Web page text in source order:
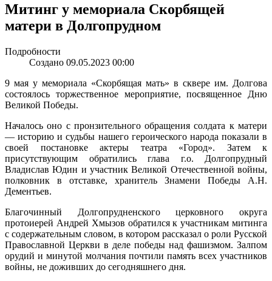
Митинг у мемориала Скорбящей
матери в Долгопрудном
Подробности
Создано 09.05.2023 00:00
9 мая у мемориала «Скорбящая мать» в сквере им. Долгова
состоялось торжественное мероприятие, посвященное Дню
Великой Победы.
Началось оно с пронзительного обращения солдата к матери
— историю и судьбы нашего героического народа показали в
своей постановке актеры театра «Город». Затем к
присутствующим обратились глава г.о. Долгопрудный
Владислав Юдин и участник Великой Отечественной войны,
полковник в отставке, хранитель Знамени Победы А.Н.
Дементьев.
Благочинный Долгопрудненского церковного округа
протоиерей Андрей Хмызов обратился к участникам митинга
с содержательным словом, в котором рассказал о роли Русской
Православной Церкви в деле победы над фашизмом. Залпом
орудий и минутой молчания почтили память всех участников
войны, не доживших до сегодняшнего дня.